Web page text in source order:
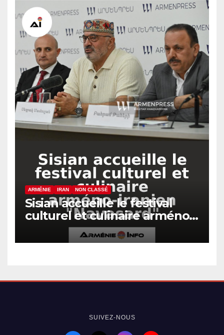
ARMÉNIE IRAN NON CLASSÉ
Sisian accueille le festival
culturel et culinaire arméno-
iranien « Navasard »
SUIVEZ-NOUS